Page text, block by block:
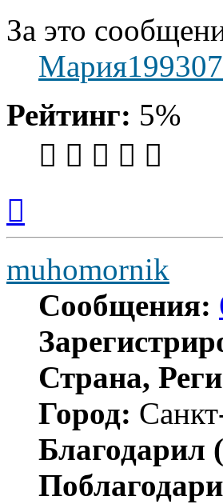
За это
Мария199307
Рейтинг: 5%
началу
muhomornik
Сообщения:
Страна,
Город:
Благодарил